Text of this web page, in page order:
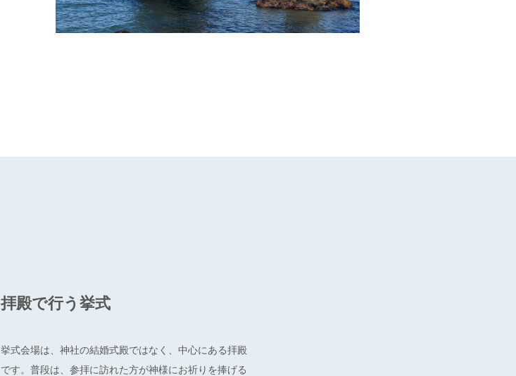
拝殿で行う挙式
挙式会場は、神社の結婚式殿ではなく、中心にある拝殿
です。普段は、参拝に訪れた方が神様にお祈りを捧げる